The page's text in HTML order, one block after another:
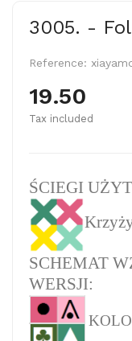
3005. -
Reference:
19.50
Tax included
ŚCIEGI
SCHEMAT
WERSJI: